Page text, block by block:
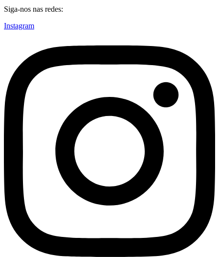
Siga-nos nas redes:
Instagram